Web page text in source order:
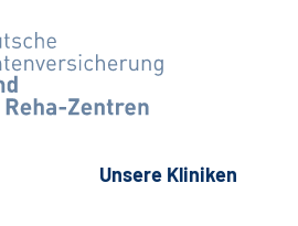
Unsere Kliniken